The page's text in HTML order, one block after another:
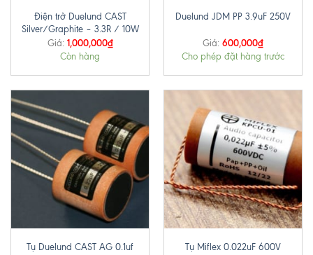
Điện trở Duelund CAST
Silver/Graphite – 3.3R / 10W
Giá: 1,000,000₫
Còn hàng
Duelund JDM PP 3.9uF 250V
Giá: 600,000₫
Cho phép đặt hàng trước
Tụ Duelund CAST AG 0.1uf
Tụ Miflex 0.022uF 600V